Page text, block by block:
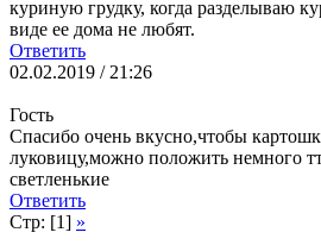
куриную грудку, когда разделываю
виде ее дома не любят.
Ответить
02.02.2019 / 21:26
Гость
Спасибо очень вкусно,чтобы
луковицу,можно положить немного
светленькие
Ответить
Стр: [1] »